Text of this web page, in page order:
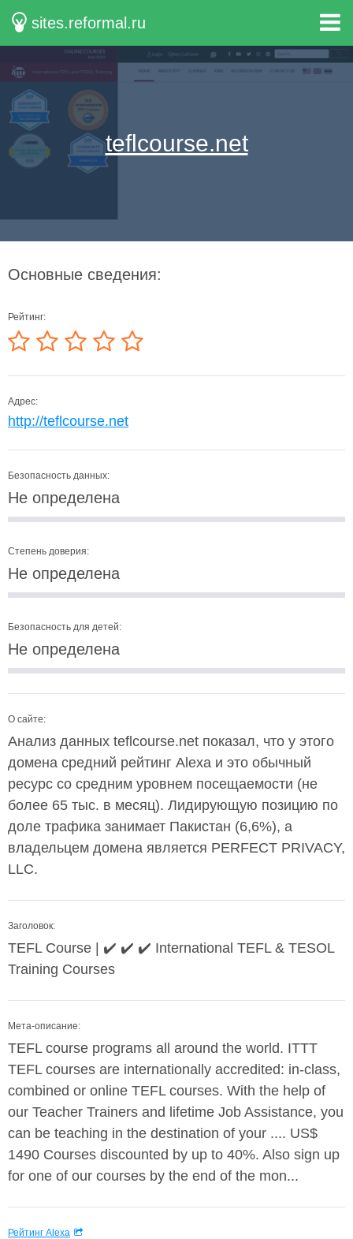
sites.reformal.ru
teflcourse.net
Основные сведения:
Рейтинг:
Адрес:
http://teflcourse.net
Безопасность данных:
Не определена
Степень доверия:
Не определена
Безопасность для детей:
Не определена
О сайте:
Анализ данных teflcourse.net показал, что у этого
домена средний рейтинг Alexa и это обычный
ресурс со средним уровнем посещаемости (не
более 65 тыс. в месяц). Лидирующую позицию по
доле трафика занимает Пакистан (6,6%), а
владельцем домена является PERFECT PRIVACY,
LLC.
Заголовок:
TEFL Course | ✔️ ✔️ ✔️ International TEFL & TESOL
Training Courses
Мета-описание:
TEFL course programs all around the world. ITTT
TEFL courses are internationally accredited: in-class,
combined or online TEFL courses. With the help of
our Teacher Trainers and lifetime Job Assistance, you
can be teaching in the destination of your .... US$
1490 Courses discounted by up to 40%. Also sign up
for one of our courses by the end of the mon...
Рейтинг Alexa